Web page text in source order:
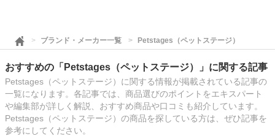
ブランド・メーカー一覧 Petstages（ペットステージ）
おすすめの「Petstages（ペットステージ）」に関する記事
Petstages（ペットステージ）に関する情報が掲載されている記事の
一覧になります。各記事では、商品選びのポイントをエキスパート
や編集部が詳しく解説、おすすめ商品や口コミも紹介しています。
Petstages（ペットステージ）の商品を探している方は、ぜひ記事を
参考にしてください。